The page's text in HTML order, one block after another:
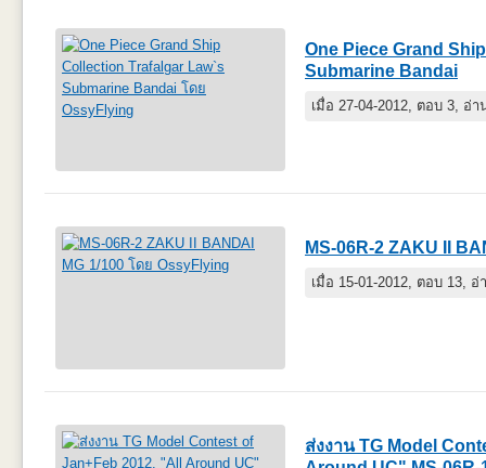
One Piece Grand
Submarine Bandai
เมื่อ 27-04-2012, ตอบ 3, อ่า
MS-06R-2 ZAKU II
เมื่อ 15-01-2012, ตอบ 13, อ่
ส่งงาน TG Model